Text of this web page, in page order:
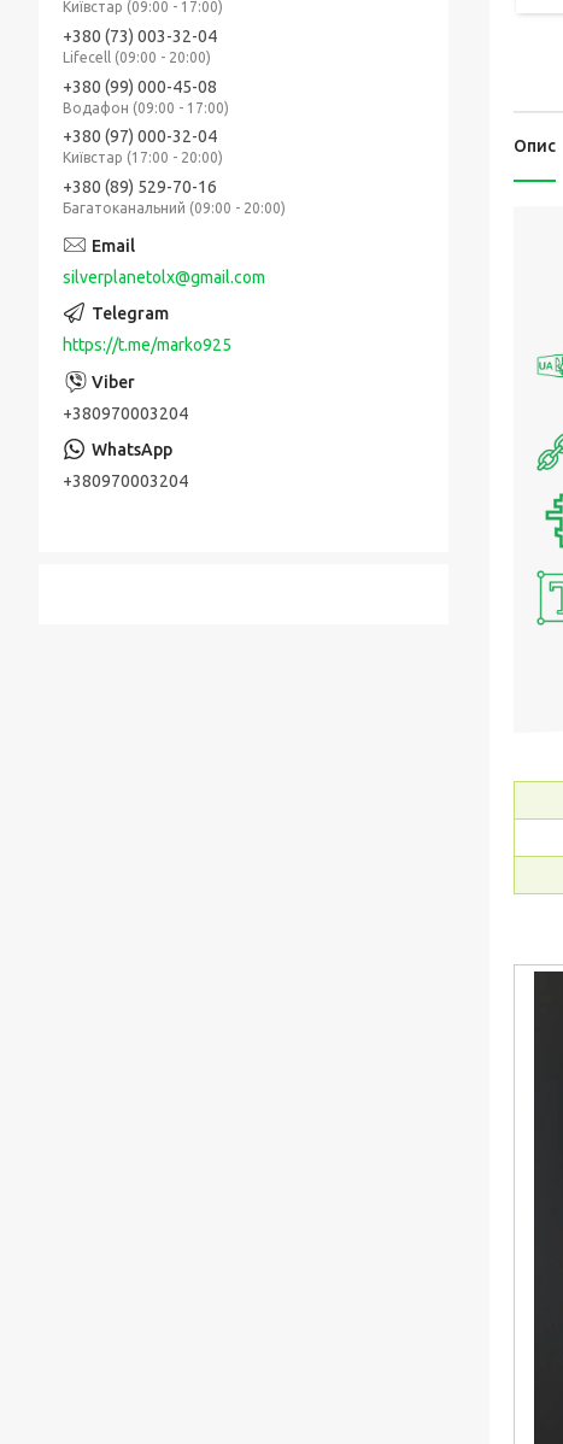
Опис
Київстар (09:00 - 17:00)
+380 (73) 003-32-04
Lifecell (09:00 - 20:00)
+380 (99) 000-45-08
Водафон (09:00 - 17:00)
+380 (97) 000-32-04
Київстар (17:00 - 20:00)
+380 (89) 529-70-16
Багатоканальний (09:00 - 20:00)
silverplanetolx@gmail.com
https://t.me/marko925
+380970003204
+380970003204